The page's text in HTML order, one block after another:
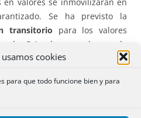
cookies
para que todo funcione bien y para
valores se inmovilizarán en
Se ha previsto la
transitorio para los valores
la Caja de acuerdo con la
, cancelada una garantía
hacer efectiva la restitución,